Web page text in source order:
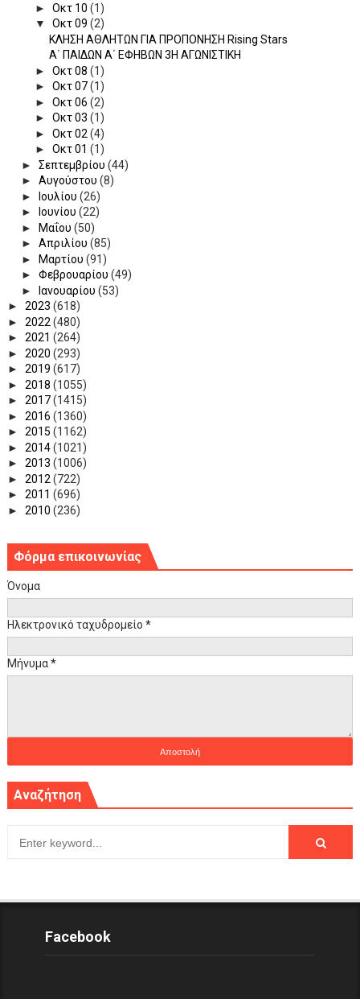
► Οκτ 10 (1)
▼ Οκτ 09 (2)
ΚΛΗΣΗ ΑΘΛΗΤΩΝ ΓΙΑ ΠΡΟΠΟΝΗΣΗ Rising Stars
Α΄ ΠΑΙΔΩΝ Α΄ ΕΦΗΒΩΝ 3Η ΑΓΩΝΙΣΤΙΚΗ
► Οκτ 08 (1)
► Οκτ 07(1)
► Οκτ 06 (2)
► Οκτ 03 (1)
► Οκτ 02 (4)
► Οκτ 01 (1)
► Σεπτεμβρίου (44)
► Αυγούστου (8)
►
Ιουλίου (26)
►
Ιουνίου (22)
►
Μαΐου (50)
► Απριλίου (85)
►
Μαρτίου (91)
► Φεβρουαρίου (49)
►
Ιανουαρίου (53)
► 2023 (618)
► 2022 (480)
► 2021 (264)
► 2020 (293)
► 2019 (617)
► 2018 (1055)
► 2017(1415)
► 2016 (1360)
► 2015 (1162)
► 2014(1021)
► 2013 (1006)
► 2012 (722)
► 2011 (696)
► 2010 (236)
Φόρμα επικοινωνίας
Όνομα
Ηλεκτρονικό ταχυδρομείο *
Μήνυμα*
Αναζήτηση
Facebook